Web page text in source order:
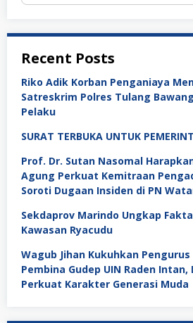
Recent Posts
Riko Adik Korban Penganiaya
Satreskrim Polres Tulang
Pelaku
SURAT TERBUKA UNTUK
Prof. Dr. Sutan Nasomal
Agung Perkuat Kemitraan
Soroti Dugaan Insiden di PN
Sekdaprov Marindo Ungkap
Kawasan Ryacudu
Wagub Jihan Kukuhkan
Pembina Gudep UIN Raden
Perkuat Karakter Generasi Muda